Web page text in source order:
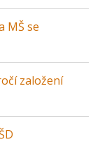
MŠ se
založení